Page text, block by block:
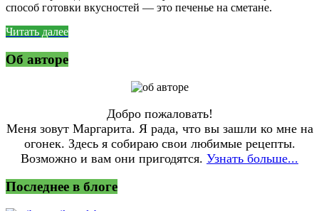
способ готовки вкусностей — это печенье на сметане.
Читать далее
Об авторе
Добро пожаловать!
Меня зовут Маргарита. Я рада, что вы зашли ко мне на
огонек. Здесь я собираю свои любимые рецепты.
Возможно и вам они пригодятся. Узнать больше...
Последнее в блоге